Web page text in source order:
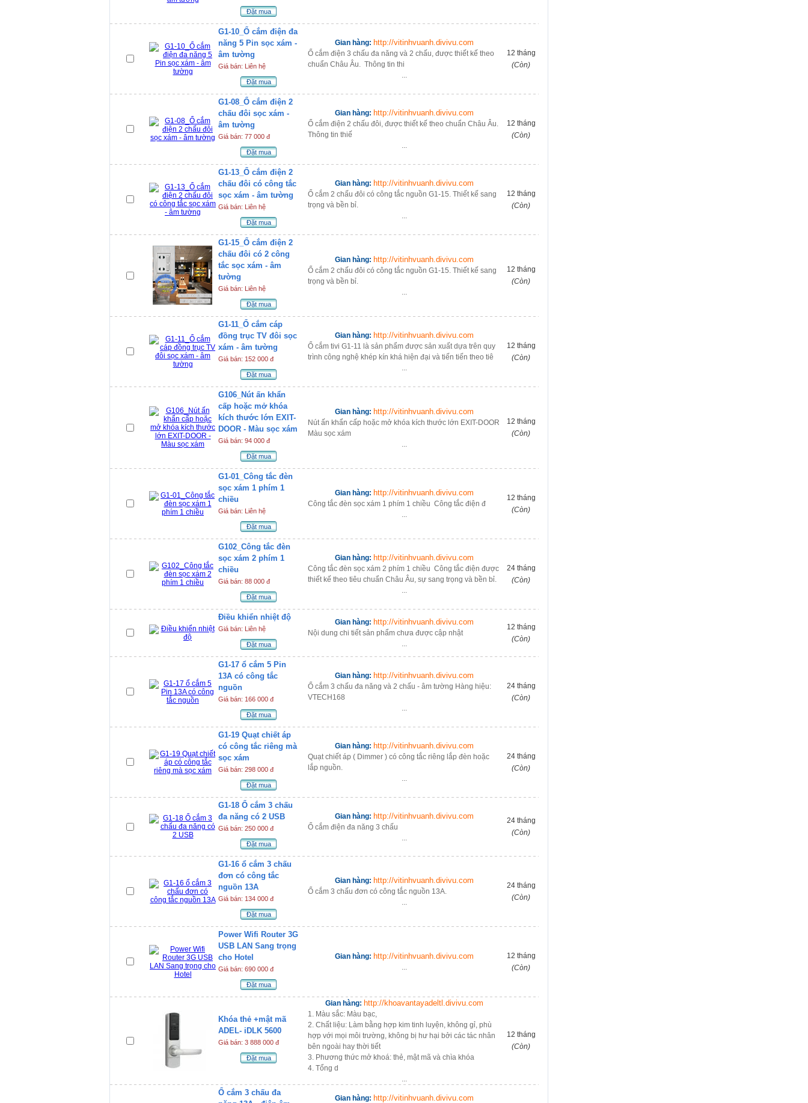
Đặt mua
G1-10_Ổ cắm điện đa
năng 5 Pin sọc xám -
âm tường
Giá bán: Liên hệ
Đặt mua
Gian hàng: http://vitinhvuanh.divivu.com
Ổ cắm điện 3 chấu đa năng và 2 chấu, được thiết kế theo
chuẩn Châu Âu. Thông tin thi
...
12 tháng
(Còn)
G1-08_Ổ cắm điện 2
chấu đôi sọc xám -
âm tường
Giá bán: 77 000 đ
Đặt mua
Gian hàng: http://vitinhvuanh.divivu.com
Ổ cắm điện 2 chấu đôi, được thiết kế theo chuẩn Châu Âu.
Thông tin thiế
...
12 tháng
(Còn)
G1-13_Ổ cắm điện 2
chấu đôi có công tắc
sọc xám - âm tường
Giá bán: Liên hệ
Đặt mua
Gian hàng: http://vitinhvuanh.divivu.com
Ổ cắm 2 chấu đôi có công tắc nguồn G1-15. Thiết kế sang
trọng và bền bỉ.
...
12 tháng
(Còn)
G1-15_Ổ cắm điện 2
chấu đôi có 2 công
tắc sọc xám - âm
tường
Giá bán: Liên hệ
Đặt mua
Gian hàng: http://vitinhvuanh.divivu.com
Ổ cắm 2 chấu đôi có công tắc nguồn G1-15. Thiết kế sang
trọng và bền bỉ.
...
12 tháng
(Còn)
G1-11_Ổ cắm cáp
đồng trục TV đôi sọc
xám - âm tường
Giá bán: 152 000 đ
Đặt mua
Gian hàng: http://vitinhvuanh.divivu.com
Ổ cắm tivi G1-11 là sản phẩm được sản xuất dựa trên quy
trình công nghệ khép kín khá hiện đại và tiến tiến theo tiê
...
12 tháng
(Còn)
G106_Nút ấn khẩn
cấp hoặc mở khóa
kích thước lớn EXIT-
DOOR - Màu sọc xám
Giá bán: 94 000 đ
Đặt mua
Gian hàng: http://vitinhvuanh.divivu.com
Nút ấn khẩn cấp hoặc mở khóa kích thước lớn EXIT-DOOR
Màu sọc xám
...
12 tháng
(Còn)
G1-01_Công tắc đèn
sọc xám 1 phím 1
chiều
Giá bán: Liên hệ
Đặt mua
Gian hàng: http://vitinhvuanh.divivu.com
Công tắc đèn sọc xám 1 phím 1 chiều Công tắc điện đ
...
12 tháng
(Còn)
G102_Công tắc đèn
sọc xám 2 phím 1
chiều
Giá bán: 88 000 đ
Đặt mua
Gian hàng: http://vitinhvuanh.divivu.com
Công tắc đèn sọc xám 2 phím 1 chiều Công tắc điện được
thiết kế theo tiêu chuẩn Châu Âu, sự sang trọng và bền bỉ.
...
24 tháng
(Còn)
Điều khiển nhiệt độ
Giá bán: Liên hệ
Đặt mua
Gian hàng: http://vitinhvuanh.divivu.com
Nội dung chi tiết sản phẩm chưa được cập nhật
...
12 tháng
(Còn)
G1-17 ổ cắm 5 Pin
13A có công tắc
nguồn
Giá bán: 166 000 đ
Đặt mua
Gian hàng: http://vitinhvuanh.divivu.com
Ổ cắm 3 chấu đa năng và 2 chấu - âm tường Hàng hiệu:
VTECH168
...
24 tháng
(Còn)
G1-19 Quạt chiết áp
có công tắc riêng mà
sọc xám
Giá bán: 298 000 đ
Đặt mua
Gian hàng: http://vitinhvuanh.divivu.com
Quạt chiết áp ( Dimmer ) có công tắc riêng lắp đèn hoặc
lắp nguồn.
...
24 tháng
(Còn)
G1-18 Ổ cắm 3 chấu
đa năng có 2 USB
Giá bán: 250 000 đ
Đặt mua
Gian hàng: http://vitinhvuanh.divivu.com
Ổ cắm điện đa năng 3 chấu
...
24 tháng
(Còn)
G1-16 ổ cắm 3 chấu
đơn có công tắc
nguồn 13A
Giá bán: 134 000 đ
Đặt mua
Gian hàng: http://vitinhvuanh.divivu.com
Ổ cắm 3 chấu đơn có công tắc nguồn 13A.
...
24 tháng
(Còn)
Power Wifi Router 3G
USB LAN Sang trọng
cho Hotel
Giá bán: 690 000 đ
Đặt mua
Gian hàng: http://vitinhvuanh.divivu.com
...
12 tháng
(Còn)
Khóa thẻ +mật mã
ADEL- iDLK 5600
Giá bán: 3 888 000 đ
Đặt mua
Gian hàng: http://khoavantayadeltl.divivu.com
1. Màu sắc: Màu bạc,
2. Chất liệu: Làm bằng hợp kim tinh luyện, không gỉ, phù
hợp với mọi môi trường, không bị hư hại bởi các tác nhân
bên ngoài hay thời tiết
3. Phương thức mở khoá: thẻ, mật mã và chìa khóa
4. Tổng d
...
12 tháng
(Còn)
Ổ cắm 3 chấu đa
Gian hàng: http://vitinhvuanh.divivu.com